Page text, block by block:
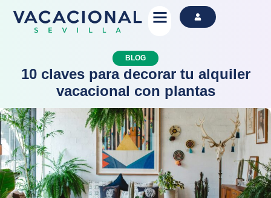
BLOG
10 claves para decorar tu alquiler
vacacional con plantas